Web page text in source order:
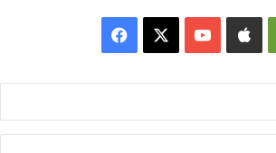
Facebook YouTube